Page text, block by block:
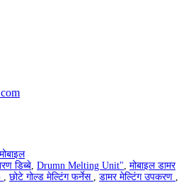
डिब्बे, Drumn Melting Unit", मोबाइल डामर
, छोटे गोल्ड मेल्टिंग फर्नेस , डामर मेल्टिंग उपकरण ,